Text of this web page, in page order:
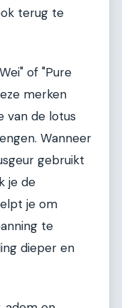
terug te
of "Pure
merken
van de lotus
Wanneer
gebruikt
je de
je om
te
dieper en